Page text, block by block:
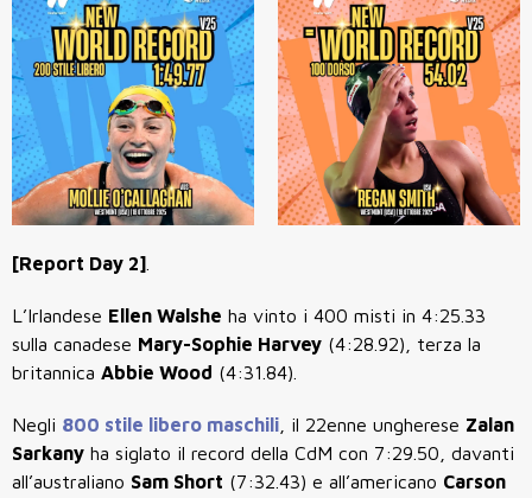
[Report Day 2]
L’Irlandese Ellen Walshe ha vinto i 400 misti in 4:25.33
sulla canadese Mary-Sophie Harvey (4:28.92), terza la
britannica Abbie Wood (4:31.84).
Negli 800 stile libero maschili , il 22enne ungherese Zalan
Sarkany ha siglato il record della CdM con 7:29.50, davanti
all’australiano Sam Short (7:32.43) e all’americano Carson